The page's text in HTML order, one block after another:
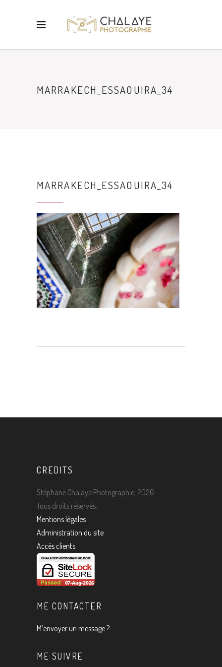
MARRAKECH_ESSAOUIRA_34
MARRAKECH_ESSAOUIRA_34
CREDITS
Stéphane Chalaye Photographie, 2026.
Tous droits réservés.
Mentions légales
Administration du site
Accès clients
ME CONTACTER
M’envoyer un message ?
ME SUIVRE